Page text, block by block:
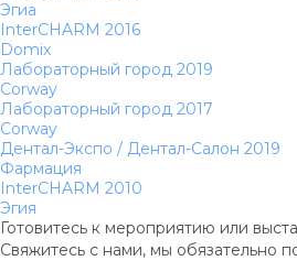
Эгиа
InterCHARM 2016
Domix
Лабораторный город 2019
Corway
Лабораторный город 2017
Corway
Дентал-Экспо / Дентал-Салон 2019
Фармация
InterCHARM 2010
Эгия
Готовитесь к мероприятию или
Свяжитесь с нами, мы обязательно